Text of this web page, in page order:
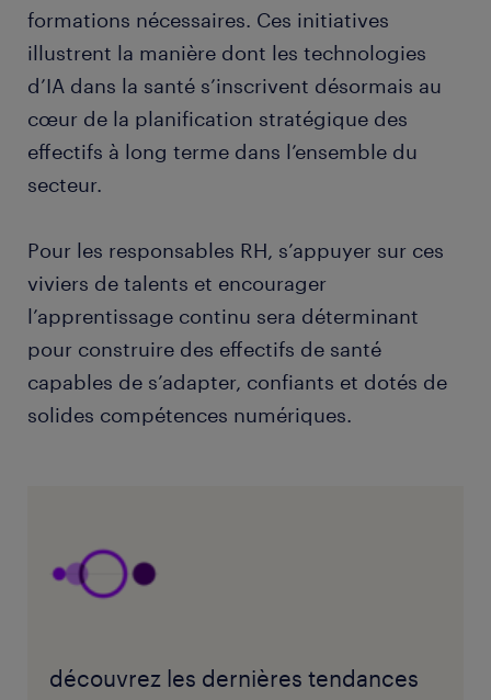
formations nécessaires. Ces initiatives
illustrent la manière dont les technologies
d’IA dans la santé s’inscrivent désormais au
cœur de la planification stratégique des
effectifs à long terme dans l’ensemble du
secteur.
Pour les responsables RH, s’appuyer sur ces
viviers de talents et encourager
l’apprentissage continu sera déterminant
pour construire des effectifs de santé
capables de s’adapter, confiants et dotés de
solides compétences numériques.
découvrez les dernières tendances